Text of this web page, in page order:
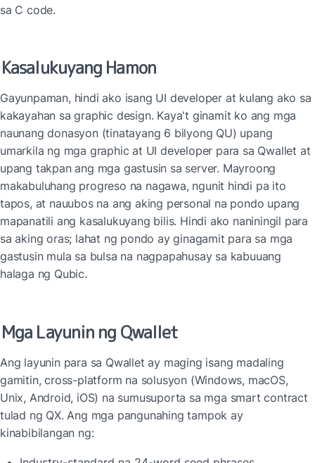
sa C code.
Kasalukuyang Hamon
Gayunpaman, hindi ako isang UI developer at kulang ako sa
kakayahan sa graphic design. Kaya't ginamit ko ang mga
naunang donasyon (tinatayang 6 bilyong QU) upang
umarkila ng mga graphic at UI developer para sa Qwallet at
upang takpan ang mga gastusin sa server. Mayroong
makabuluhang progreso na nagawa, ngunit hindi pa ito
tapos, at nauubos na ang aking personal na pondo upang
mapanatili ang kasalukuyang bilis. Hindi ako naniningil para
sa aking oras; lahat ng pondo ay ginagamit para sa mga
gastusin mula sa bulsa na nagpapahusay sa kabuuang
halaga ng Qubic.
Mga Layunin ng Qwallet
Ang layunin para sa Qwallet ay maging isang madaling
gamitin, cross-platform na solusyon (Windows, macOS,
Unix, Android, iOS) na sumusuporta sa mga smart contract
tulad ng QX. Ang mga pangunahing tampok ay
kinabibilangan ng: